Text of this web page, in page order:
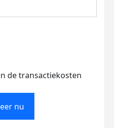
de transactiekosten
nu